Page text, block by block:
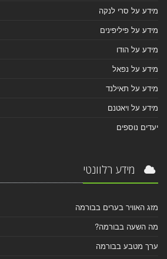
מידע על סרי לנקה
מידע על פיליפינים
מידע על הודו
מידע על נפאל
מידע על תאילנד
מידע על ויאטנם
יעדים נוספים
מידע רלוונטי
מזג האוויר בערים בבורמה
מה השעה בבורמה?
ערך מטבע בבורמה